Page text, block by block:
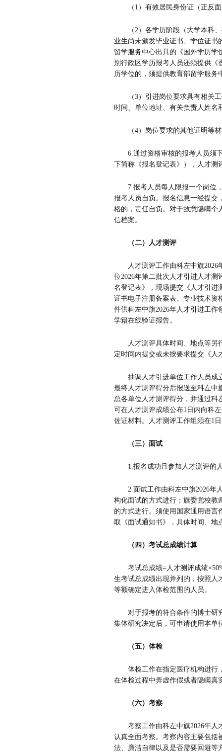
（ 1 ）有效居民身份证（正反
（2）各学历阶段（大学本科
业生尚未颁发毕业证书、学位证书
留学服务中心出具的《国外学历学
别行政区学历报考人员还须提供《
历学位的，须提供教育部留学服务
（3）引进岗位要求具有相关
时间、单位地址、有关负责人姓名
（4）岗位要求的其他证明等
6.通过资格审核的报考人员须
下简称《报名登记表》），人才测
7.报考人员每人限报一个岗位
报考人员自负。报名信息一经提交
格的，责任自负。对于故意隐瞒个
信档案。
（二）人才测评
人才测评工作由科左中旗2026
位2026年第二批次人才引进人才测
名登记表》，现场提交《 人才引进
证书电子注册备案表、专业技术资
件供科左中旗2026年人才引进工作
学籍在线验证报告。
人才测评具体时间、地点等另
定时间内提交或未按要求提交《 人
抽调人才引进单位工作人员成
最终人才测评得分后报送至科左中
总各单位人才测评得分，并通过科
可在人才测评成绩公布1 日内向科
佐证材料。人才测评工作组须在1
（三）面试
1.报名成功且参加人才测评的
2.面试工作由科左中旗2026年
构化面试的方式进行；旗委党校教
的方式进行。须使用国家通用语言
取《面试通知书》，具体时间、地
（四）考试总成绩计算
考试总成绩=人才测评成绩
生考试总成绩出现并列的，按照人
等额确定进入体检范围的人员。
对于报考的符合条件的博士研
集体研究决定后，可申请使用本单
（五）体检
体检工作在指定医疗机构进行
在体检过程中弄虚作假或者隐瞒真
（六）考察
考察工作由科左中旗2026年人
认真全面考察。考察内容主要包括
法、廉洁自律以及是否需要回避等